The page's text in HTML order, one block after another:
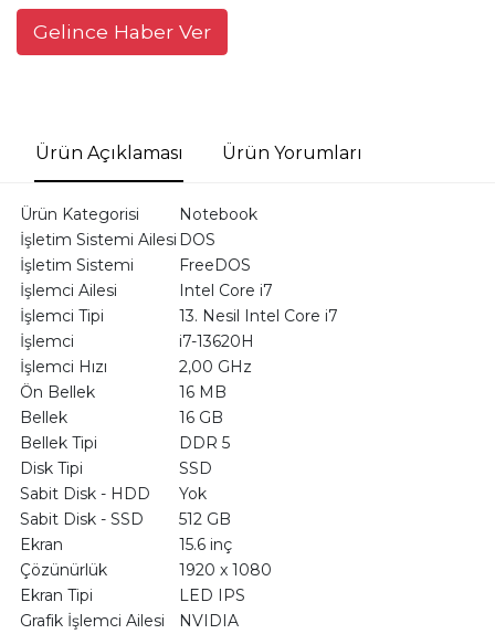
Gelince Haber Ver
Ürün Açıklaması Ürün Yorumları
Ürün Kategorisi
Notebook
İşletim Sistemi Ailesi DOS
İşletim Sistemi
FreeDOS
İşlemci Ailesi
Intel Core i7
İşlemci Tipi
13. Nesil Intel Core i7
İşlemci
i7-13620H
İşlemci Hızı
2,00 GHz
Ön Bellek
16 MB
Bellek
16 GB
Bellek Tipi
DDR 5
Disk Tipi
SSD
Sabit Disk - HDD
Yok
Sabit Disk - SSD
512 GB
Ekran
15.6 inç
Çözünürlük
1920 x 1080
Ekran Tipi
LED IPS
Grafik İşlemci Ailesi
NVIDIA